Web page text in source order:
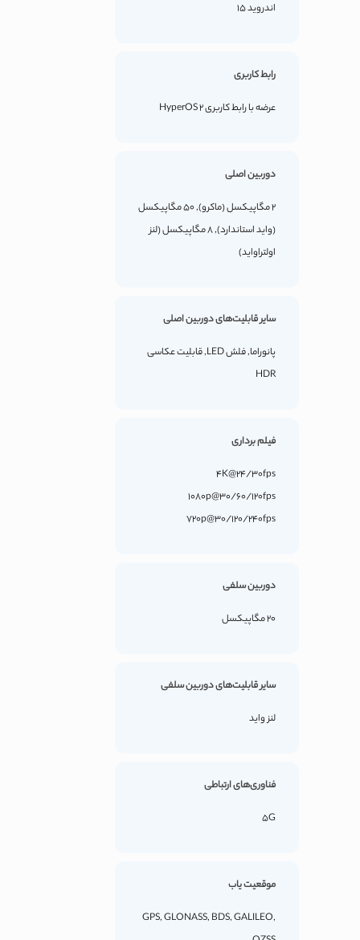
اندروید 15
رابط کاربری
عرضه با رابط کاربری HyperOS 2
دوربین اصلی
2 مگاپیکسل (ماکرو), 50 مگاپیکسل
(واید استاندارد), 8 مگاپیکسل (لنز
اولتراواید)
سایر قابلیت‌های دوربین اصلی
پانوراما, فلش LED, قابلیت عکاسی
HDR
فیلم برداری
4K@24/30fps
1080p@30/60/120fps
720p@30/120/240fps
دوربین سلفی
سایر قابلیت‌های دوربین سلفی
لنز واید
فناوری‌های ارتباطی
5G
موقعیت یاب
GPS, GLONASS, BDS, GALILEO,